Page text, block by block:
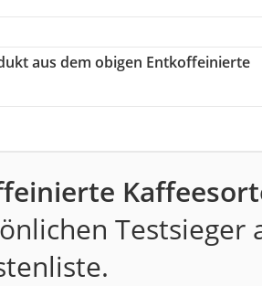
aus dem obigen Entkoffeinierte
Testsieger